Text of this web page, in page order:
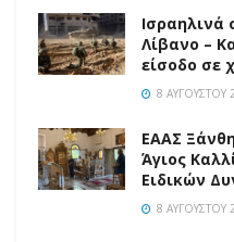
Ισραηλινά
Λίβανο –
είσοδο σε
8 ΑΥΓΟΎΣΤΟΥ
EAAΣ
Άγιος
Ειδικών
8 ΑΥΓΟΎΣΤΟΥ